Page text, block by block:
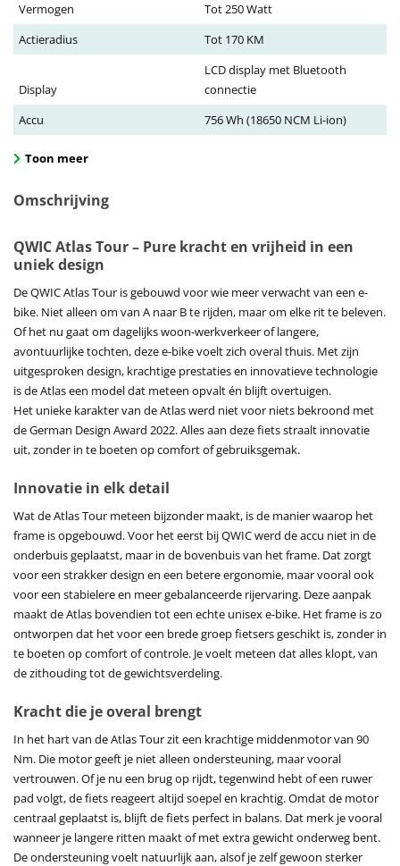
Vermogen
Tot 250 Watt
Actieradius
Tot 170 KM
Display
LCD display met Bluetooth
connectie
Accu
756 Wh (18650 NCM Li-ion)
Toon meer
Omschrijving
QWIC Atlas Tour – Pure kracht en vrijheid in een
uniek design
De QWIC Atlas Tour is gebouwd voor wie meer verwacht van een e-
bike. Niet alleen om van A naar B te rijden, maar om elke rit te beleven.
Of het nu gaat om dagelijks woon-werkverkeer of langere,
avontuurlijke tochten, deze e-bike voelt zich overal thuis. Met zijn
uitgesproken design, krachtige prestaties en innovatieve technologie
is de Atlas een model dat meteen opvalt én blijft overtuigen.
Het unieke karakter van de Atlas werd niet voor niets bekroond met
de German Design Award 2022. Alles aan deze fiets straalt innovatie
uit, zonder in te boeten op comfort of gebruiksgemak.
Innovatie in elk detail
Wat de Atlas Tour meteen bijzonder maakt, is de manier waarop het
frame is opgebouwd. Voor het eerst bij QWIC werd de accu niet in de
onderbuis geplaatst, maar in de bovenbuis van het frame. Dat zorgt
voor een strakker design en een betere ergonomie, maar vooral ook
voor een stabielere en meer gebalanceerde rijervaring. Deze aanpak
maakt de Atlas bovendien tot een echte unisex e-bike. Het frame is zo
ontworpen dat het voor een brede groep fietsers geschikt is, zonder in
te boeten op comfort of controle. Je voelt meteen dat alles klopt, van
de zithouding tot de gewichtsverdeling.
Kracht die je overal brengt
In het hart van de Atlas Tour zit een krachtige middenmotor van 90
Nm. Die motor geeft je niet alleen ondersteuning, maar vooral
vertrouwen. Of je nu een brug op rijdt, tegenwind hebt of een ruwer
pad volgt, de fiets reageert altijd soepel en krachtig. Omdat de motor
centraal geplaatst is, blijft de fiets perfect in balans. Dat merk je vooral
wanneer je langere ritten maakt of met extra gewicht onderweg bent.
De ondersteuning voelt natuurlijk aan, alsof je zelf gewoon sterker